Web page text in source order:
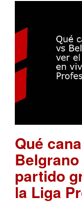
Qué
partido
la Liga